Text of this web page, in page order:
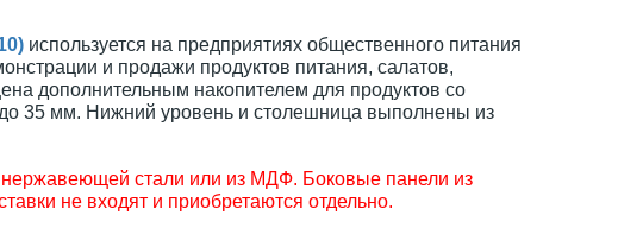
используется на предприятиях общественного питания
и продажи продуктов питания, салатов,
дополнительным накопителем для продуктов со
35 мм. Нижний уровень и столешница выполнены из
стали или из МДФ. Боковые панели из
не входят и приобретаются отдельно.